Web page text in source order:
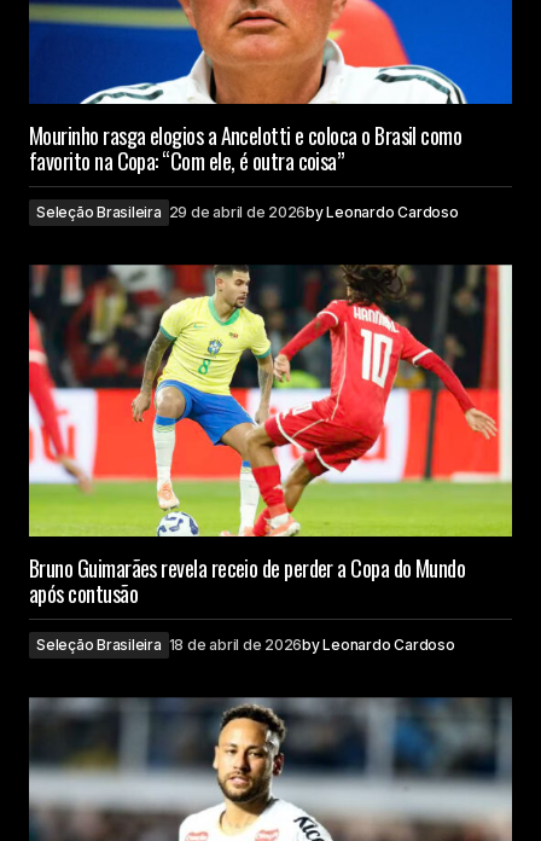
Mourinho rasga elogios a Ancelotti e coloca o Brasil como
favorito na Copa: “Com ele, é outra coisa”
Seleção Brasileira 29 de abril de 2026byLeonardo Cardoso
Bruno Guimarães revela receio de perder a Copa do Mundo
após contusão
Seleção Brasileira 18 de abril de 2026byLeonardo Cardoso